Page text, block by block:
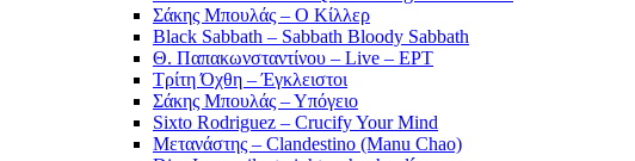
Σάκης Μπουλάς – Ο Κίλλερ
Black Sabbath – Sabbath Bloody Sabbath
Θ. Παπακωνσταντίνου – Live – ΕΡΤ
Τρίτη Όχθη – Έγκλειστοι
Σάκης Μπουλάς – Υπόγειο
Sixto Rodriguez – Crucify Your Mind
Μετανάστης – Clandestino (Manu Chao)